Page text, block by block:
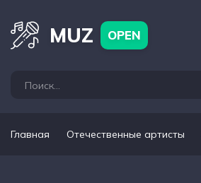
MUZ OPEN
Главная Отечественные артисты
артисты Популярные подборки